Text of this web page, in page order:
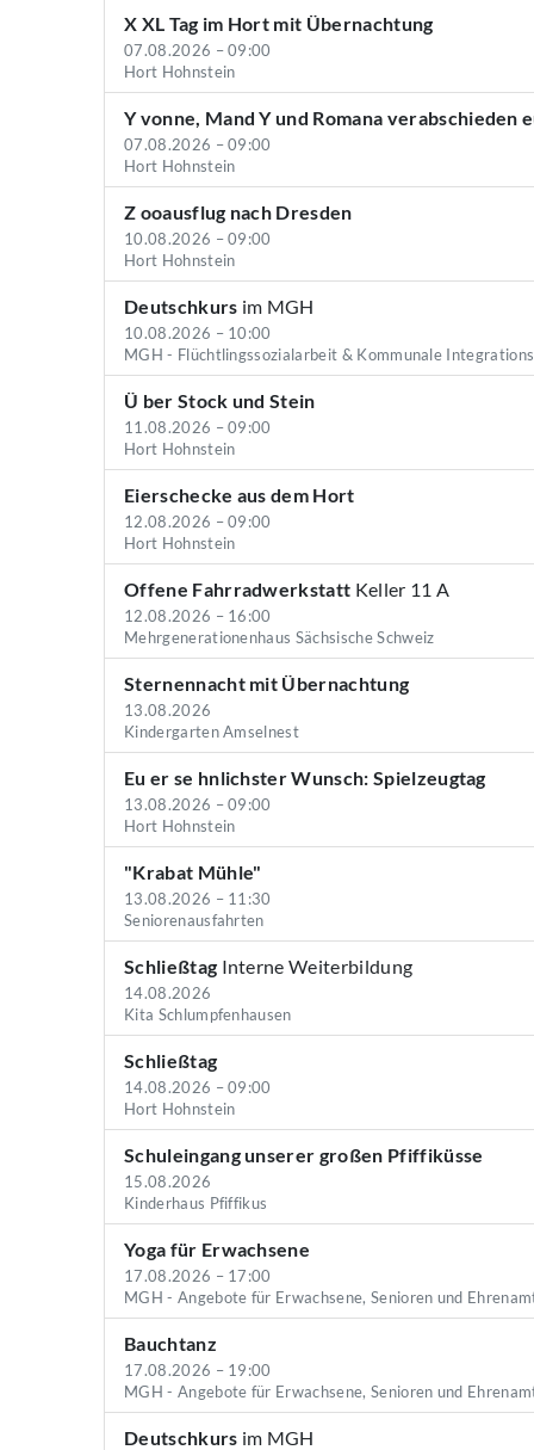
X XL Tag im Hort mit Übernachtung
07.08.2026 – 09:00
Hort Hohnstein
Y vonne, Mand Y und Romana verabschieden
07.08.2026 – 09:00
Hort Hohnstein
Z ooausflug nach Dresden
10.08.2026 – 09:00
Hort Hohnstein
Deutschkurs im MGH
10.08.2026 – 10:00
MGH - Flüchtlingssozialarbeit & Kommunale
Ü ber Stock und Stein
11.08.2026 – 09:00
Hort Hohnstein
Eierschecke aus dem Hort
12.08.2026 – 09:00
Hort Hohnstein
Offene Fahrradwerkstatt Keller 11 A
12.08.2026 – 16:00
Mehrgenerationenhaus Sächsische Schweiz
Sternennacht mit Übernachtung
13.08.2026
Kindergarten Amselnest
Eu er se hnlichster Wunsch: Spielzeugtag
13.08.2026 – 09:00
Hort Hohnstein
"Krabat Mühle"
13.08.2026 – 11:30
Seniorenausfahrten
Schließtag Interne Weiterbildung
14.08.2026
Kita Schlumpfenhausen
Schließtag
14.08.2026 – 09:00
Hort Hohnstein
Schuleingang unserer großen Pfiffiküsse
15.08.2026
Kinderhaus Pfiffikus
Yoga für Erwachsene
17.08.2026 – 17:00
MGH - Angebote für Erwachsene, Senioren und
Bauchtanz
17.08.2026 – 19:00
MGH - Angebote für Erwachsene, Senioren und
Deutschkurs im MGH